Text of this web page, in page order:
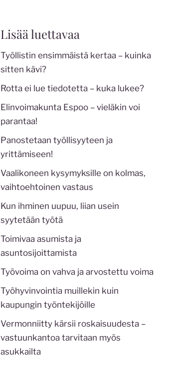
Lisää luettavaa
Työllistin ensimmäistä kertaa – kuinka
sitten kävi?
Rotta ei lue tiedotetta – kuka lukee?
Elinvoimakunta Espoo – vieläkin voi
parantaa!
Panostetaan työllisyyteen ja
yrittämiseen!
Vaalikoneen kysymyksille on kolmas,
vaihtoehtoinen vastaus
Kun ihminen uupuu, liian usein
syytetään työtä
Toimivaa asumista ja
asuntosijoittamista
Työvoima on vahva ja arvostettu voima
Työhyvinvointia muillekin kuin
kaupungin työntekijöille
Vermonniitty kärsii roskaisuudesta –
vastuunkantoa tarvitaan myös
asukkailta